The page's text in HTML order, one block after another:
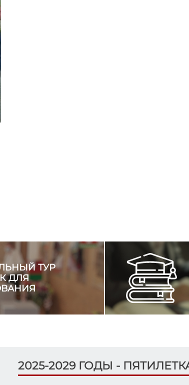
ТУР
ДЛЯ
2025-2029 ГОДЫ -